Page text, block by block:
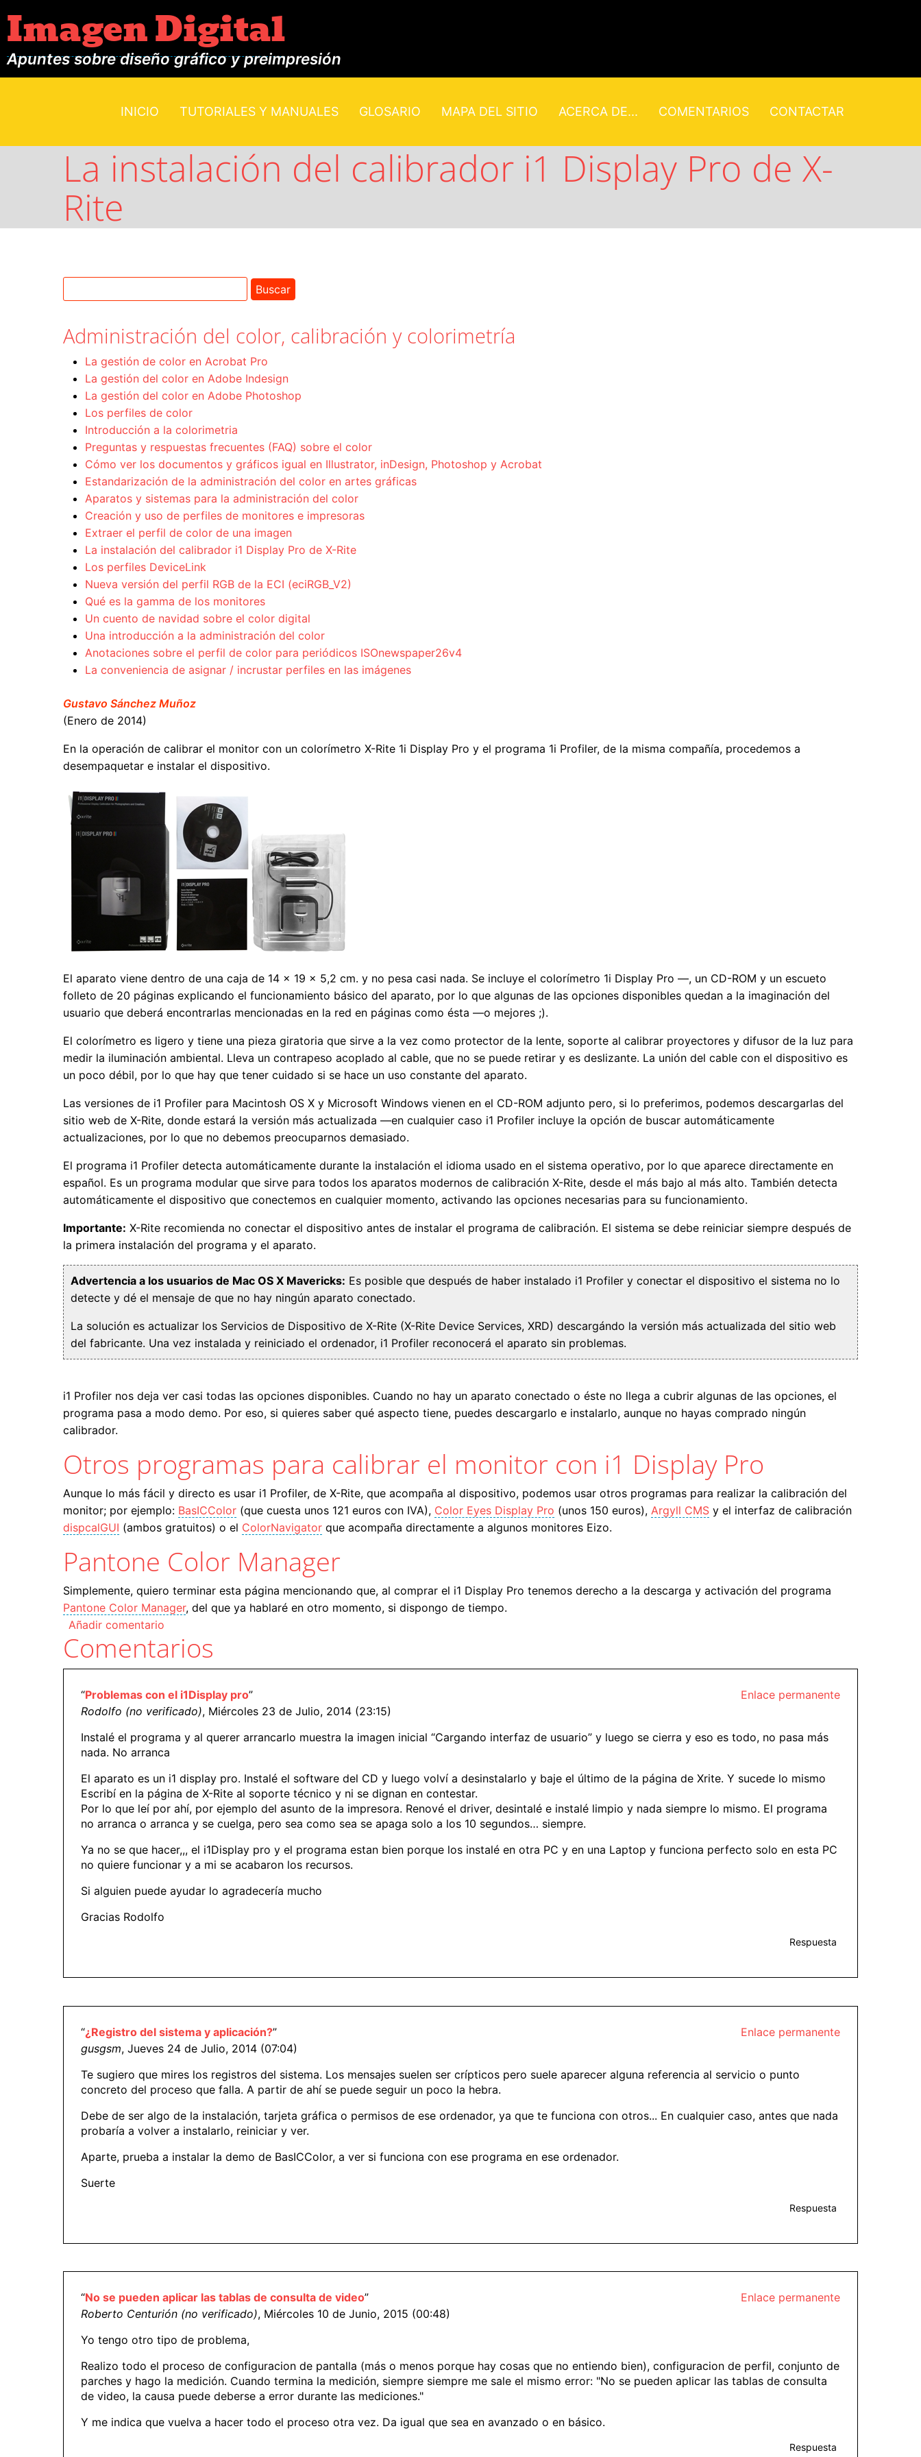
Imagen Digital
Apuntes sobre diseño gráfico y preimpresión
INICIO TUTORIALES Y MANUALES GLOSARIO MAPA DEL SITIO ACERCA DE... COMENTARIOS CONTACTAR
La instalación del calibrador i1 Display Pro de X-
Rite
Administración del color, calibración y colorimetría
La gestión de color en Acrobat Pro
La gestión del color en Adobe Indesign
La gestión del color en Adobe Photoshop
Los perfiles de color
Introducción a la colorimetria
Preguntas y respuestas frecuentes (FAQ) sobre el color
Cómo ver los documentos y gráficos igual en Illustrator, inDesign, Photoshop y Acrobat
Estandarización de la administración del color en artes gráficas
Aparatos y sistemas para la administración del color
Creación y uso de perfiles de monitores e impresoras
Extraer el perfil de color de una imagen
La instalación del calibrador i1 Display Pro de X-Rite
Los perfiles DeviceLink
Nueva versión del perfil RGB de la ECI (eciRGB_V2)
Qué es la gamma de los monitores
Un cuento de navidad sobre el color digital
Una introducción a la administración del color
Anotaciones sobre el perfil de color para periódicos ISOnewspaper26v4
La conveniencia de asignar / incrustar perfiles en las imágenes
Gustavo Sánchez Muñoz
(Enero de 2014)
En la operación de calibrar el monitor con un colorímetro X-Rite 1i Display Pro y el programa 1i Profiler, de la misma compañía, procedemos a
desempaquetar e instalar el dispositivo.
El aparato viene dentro de una caja de 14 × 19 × 5,2 cm. y no pesa casi nada. Se incluye el colorímetro 1i Display Pro —, un CD-ROM y un escueto
folleto de 20 páginas explicando el funcionamiento básico del aparato, por lo que algunas de las opciones disponibles quedan a la imaginación del
usuario que deberá encontrarlas mencionadas en la red en páginas como ésta —o mejores ;).
El colorímetro es ligero y tiene una pieza giratoria que sirve a la vez como protector de la lente, soporte al calibrar proyectores y difusor de la luz para
medir la iluminación ambiental. Lleva un contrapeso acoplado al cable, que no se puede retirar y es deslizante. La unión del cable con el dispositivo es
un poco débil, por lo que hay que tener cuidado si se hace un uso constante del aparato.
Las versiones de i1 Profiler para Macintosh OS X y Microsoft Windows vienen en el CD-ROM adjunto pero, si lo preferimos, podemos descargarlas del
sitio web de X-Rite, donde estará la versión más actualizada —en cualquier caso i1 Profiler incluye la opción de buscar automáticamente
actualizaciones, por lo que no debemos preocuparnos demasiado.
El programa i1 Profiler detecta automáticamente durante la instalación el idioma usado en el sistema operativo, por lo que aparece directamente en
español. Es un programa modular que sirve para todos los aparatos modernos de calibración X-Rite, desde el más bajo al más alto. También detecta
automáticamente el dispositivo que conectemos en cualquier momento, activando las opciones necesarias para su funcionamiento.
Importante: X-Rite recomienda no conectar el dispositivo antes de instalar el programa de calibración. El sistema se debe reiniciar siempre después de
la primera instalación del programa y el aparato.
Advertencia a los usuarios de Mac OS X Mavericks: Es posible que después de haber instalado i1 Profiler y conectar el dispositivo el sistema no lo
detecte y dé el mensaje de que no hay ningún aparato conectado.
La solución es actualizar los Servicios de Dispositivo de X-Rite (X-Rite Device Services, XRD) descargándo la versión más actualizada del sitio web
del fabricante. Una vez instalada y reiniciado el ordenador, i1 Profiler reconocerá el aparato sin problemas.
i1 Profiler nos deja ver casi todas las opciones disponibles. Cuando no hay un aparato conectado o éste no llega a cubrir algunas de las opciones, el
programa pasa a modo demo. Por eso, si quieres saber qué aspecto tiene, puedes descargarlo e instalarlo, aunque no hayas comprado ningún
calibrador.
Otros programas para calibrar el monitor con i1 Display Pro
Aunque lo más fácil y directo es usar i1 Profiler, de X-Rite, que acompaña al dispositivo, podemos usar otros programas para realizar la calibración del
monitor; por ejemplo: BasICColor (que cuesta unos 121 euros con IVA), Color Eyes Display Pro (unos 150 euros), Argyll CMS y el interfaz de calibración
dispcalGUI (ambos gratuitos) o el ColorNavigator que acompaña directamente a algunos monitores Eizo.
Pantone Color Manager
Simplemente, quiero terminar esta página mencionando que, al comprar el i1 Display Pro tenemos derecho a la descarga y activación del programa
Pantone Color Manager, del que ya hablaré en otro momento, si dispongo de tiempo.
Añadir comentario
Comentarios
Enlace permanente
“Problemas con el i1Display pro”
Rodolfo (no verificado), Miércoles 23 de Julio, 2014 (23:15)
Instalé el programa y al querer arrancarlo muestra la imagen inicial “Cargando interfaz de usuario” y luego se cierra y eso es todo, no pasa más
nada. No arranca
El aparato es un i1 display pro. Instalé el software del CD y luego volví a desinstalarlo y baje el último de la página de Xrite. Y sucede lo mismo
Escribí en la página de X-Rite al soporte técnico y ni se dignan en contestar.
Por lo que leí por ahí, por ejemplo del asunto de la impresora. Renové el driver, desintalé e instalé limpio y nada siempre lo mismo. El programa
no arranca o arranca y se cuelga, pero sea como sea se apaga solo a los 10 segundos… siempre.
Ya no se que hacer,,, el i1Display pro y el programa estan bien porque los instalé en otra PC y en una Laptop y funciona perfecto solo en esta PC
no quiere funcionar y a mi se acabaron los recursos.
Si alguien puede ayudar lo agradecería mucho
Gracias Rodolfo
Respuesta
Enlace permanente
“¿Registro del sistema y aplicación?”
gusgsm, Jueves 24 de Julio, 2014 (07:04)
Te sugiero que mires los registros del sistema. Los mensajes suelen ser crípticos pero suele aparecer alguna referencia al servicio o punto
concreto del proceso que falla. A partir de ahí se puede seguir un poco la hebra.
Debe de ser algo de la instalación, tarjeta gráfica o permisos de ese ordenador, ya que te funciona con otros... En cualquier caso, antes que nada
probaría a volver a instalarlo, reiniciar y ver.
Aparte, prueba a instalar la demo de BasICColor, a ver si funciona con ese programa en ese ordenador.
Suerte
Respuesta
Enlace permanente
“No se pueden aplicar las tablas de consulta de video”
Roberto Centurión (no verificado), Miércoles 10 de Junio, 2015 (00:48)
Yo tengo otro tipo de problema,
Realizo todo el proceso de configuracion de pantalla (más o menos porque hay cosas que no entiendo bien), configuracion de perfil, conjunto de
parches y hago la medición. Cuando termina la medición, siempre siempre me sale el mismo error: "No se pueden aplicar las tablas de consulta
de video, la causa puede deberse a error durante las mediciones."
Y me indica que vuelva a hacer todo el proceso otra vez. Da igual que sea en avanzado o en básico.
Respuesta